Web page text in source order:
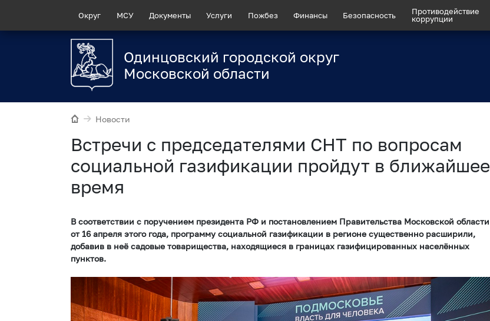
Округ МСУ Документы Услуги Пожбез Финансы Безопасность
Противодействие
коррупции
Одинцовский городской округ
Московской области
Новости
Встречи с председателями СНТ по вопросам
социальной газификации пройдут в ближайшее
время
В соответствии с поручением президента РФ и постановлением Правительства Московской области
от 16 апреля этого года, программу социальной газификации в регионе существенно расширили,
добавив в неё садовые товарищества, находящиеся в границах газифицированных населённых
пунктов.